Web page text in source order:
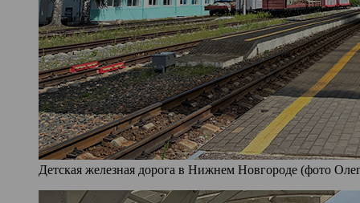
Детская железная дорога в Нижнем Новгороде (фото